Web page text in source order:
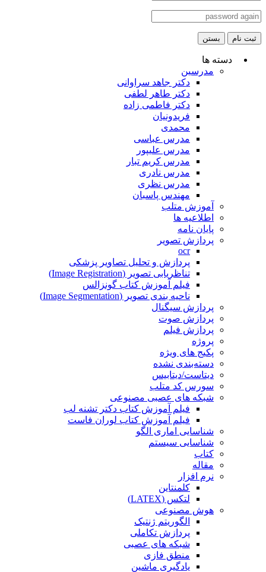
ثبت نام بستن
دسته ها
مدرسین
دکتر جاهد سراوانی
دکتر طاهر لطفی
دکتر فاطمی زاده
فریدونیان
محمدی
مدرس عباسی
مدرس علیپور
مدرس کریم تبار
مدرس نادری
مدرس نظری
مهندس پاسبان
آموزش متلب
اطلاعیه ها
پایان نامه
پردازش تصویر
ocr
پردازش و تحلیل تصاویر پزشکی
تناظریابی تصویر (Image Registration)
فیلم آموزش کتاب گونزالس
ناحیه بندی تصویر (Image Segmentation)
پردازش سیگنال
پردازش صوت
پردازش فیلم
پروژه
پکیج های ویژه
دسته‌بندی نشده
دیتاست/دیتابیس
سورس کد متلب
شبکه های عصبی مصنوعی
فیلم آموزش کتاب دکتر تشنه لب
فیلم آموزش کتاب لوران فاست
شناسایی اماری الگو
شناسایی سیستم
کتاب
مقاله
نرم افزار
کلمنتاین
لتکس (LATEX)
هوش مصنوعی
الگوریتم ژنتیک
پردازش تکاملی
شبکه های عصبی
منطق فازی
یادگیری ماشین